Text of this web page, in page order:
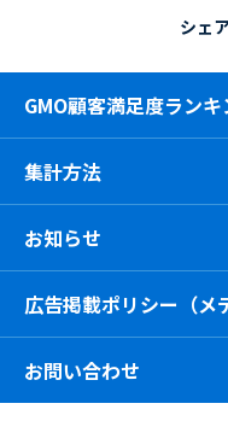
シェ
GMO顧客満足度ラン
集計方法
お知らせ
広告掲載ポリシー（メ
お問い合わせ